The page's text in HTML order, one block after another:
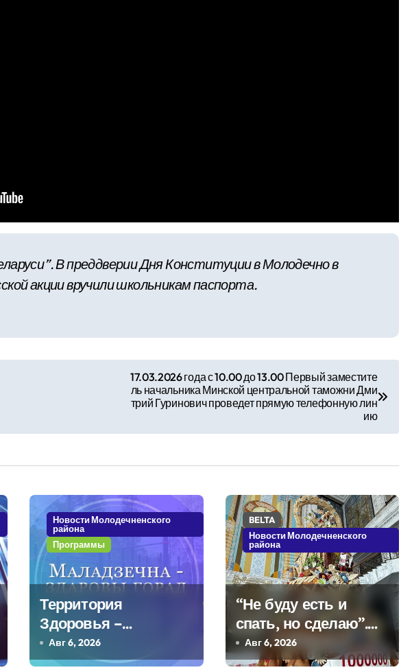
В преддверии Дня Конституции в Молодечно в
акции вручили школьникам паспорта.
17.03.2026 года с 10.00 до 13.00 Первый заместите
ль начальника Минской центральной таможни Дми
трий Гуринович проведет прямую телефонную лин
ию
Новости Молодечненского
района
Программы
Территория
Здоровья –
Березинское
Авг 6, 2026
BELTA
Новости Молодечненского
района
“Не буду есть и
спать, но сделаю”.
Мастерица из
Молодечно о 50-
Авг 6, 2026